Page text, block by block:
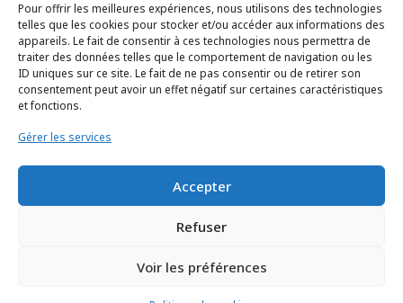
Pour offrir les meilleures expériences, nous utilisons des technologies
telles que les cookies pour stocker et/ou accéder aux informations des
appareils. Le fait de consentir à ces technologies nous permettra de
traiter des données telles que le comportement de navigation ou les
ID uniques sur ce site. Le fait de ne pas consentir ou de retirer son
consentement peut avoir un effet négatif sur certaines caractéristiques
et fonctions.
Gérer les services
Accepter
Refuser
Voir les préférences
INSTAGRAM
Configuration error or no pictures...